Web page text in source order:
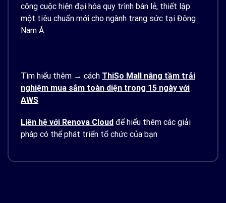
công cuộc hiện đại hóa quy trình bán lẻ, thiết lập
một tiêu chuẩn mới cho ngành trang sức tại Đông
Nam Á.
Tìm hiểu thêm → cách ThiSo Mall nâng tầm trải
nghiệm mua sắm toàn diện trong 15 ngày với
AWS
Liên hệ với Renova Cloud để hiểu thêm các giải
pháp có thể phát triển tổ chức của bạn